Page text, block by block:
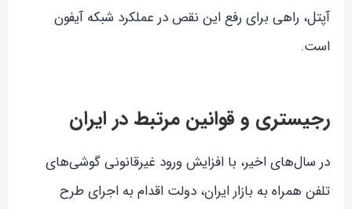
آپتل، راهی برای رفع این نقص در عملکرد شبکه آیفون
است.
رجیستری و قوانین مرتبط در ایران
در سال‌های اخیر، با افزایش ورود غیرقانونی گوشی‌های
تلفن همراه به بازار ایران، دولت اقدام به اجرای طرح